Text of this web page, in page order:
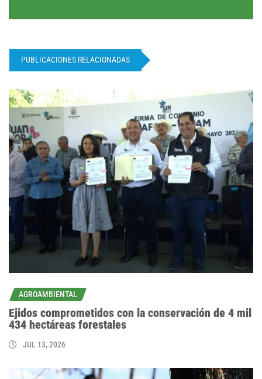
PUBLICACIONES RELACIONADAS
AGROAMBIENTAL
Ejidos comprometidos con la conservación de 4 mil
434 hectáreas forestales
JUL 13, 2026